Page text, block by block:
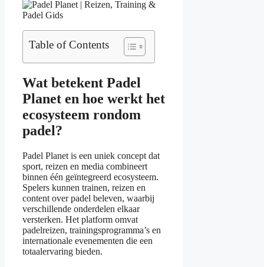
Table of Contents
Wat betekent Padel
Planet en hoe werkt het
ecosysteem rondom
padel?
Padel Planet is een uniek concept dat
sport, reizen en media combineert
binnen één geïntegreerd ecosysteem.
Spelers kunnen trainen, reizen en
content over padel beleven, waarbij
verschillende onderdelen elkaar
versterken. Het platform omvat
padelreizen, trainingsprogramma’s en
internationale evenementen die een
totaalervaring bieden.